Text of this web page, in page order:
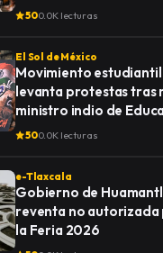
500.0K lecturas
El Sol de México
Movimiento estudiantil
levanta protestas tras
ministro indio de
500.0K lecturas
e-Tlaxcala
Gobierno de
reventa no
la Feria 2026